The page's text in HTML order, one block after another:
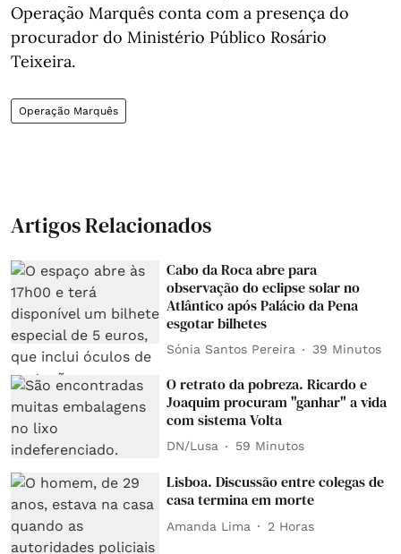
Operação Marquês conta com a presença do
procurador do Ministério Público Rosário
Teixeira.
Operação Marquês
Artigos Relacionados
Cabo da Roca abre para
observação do eclipse solar no
Atlântico após Palácio da Pena
esgotar bilhetes
Sónia Santos Pereira 39 Minutos
O retrato da pobreza. Ricardo e
Joaquim procuram "ganhar" a vida
com sistema Volta
DN/Lusa 59 Minutos
Lisboa. Discussão entre colegas de
casa termina em morte
Amanda Lima 2 Horas